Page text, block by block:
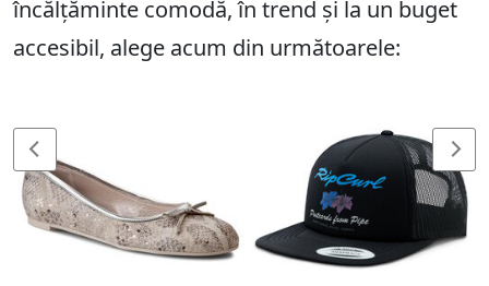
încălțăminte comodă, în trend și la un buget
accesibil, alege acum din următoarele: